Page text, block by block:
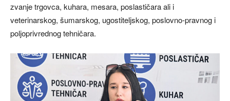
zvanje trgovca, kuhara, mesara, poslastičara ali i
veterinarskog, šumarskog, ugostiteljskog, poslovno-pravnog i
poljoprivrednog tehničara.